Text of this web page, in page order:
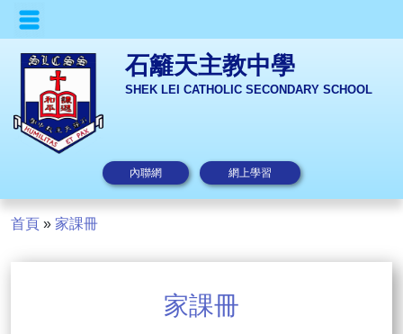
石籬天主教中學
SHEK LEI CATHOLIC SECONDARY SCHOOL
內聯網 網上學習
首頁 » 家課冊
家課冊